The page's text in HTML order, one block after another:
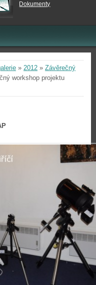
Dokumenty
» 2012 » Závěrečný
workshop projektu